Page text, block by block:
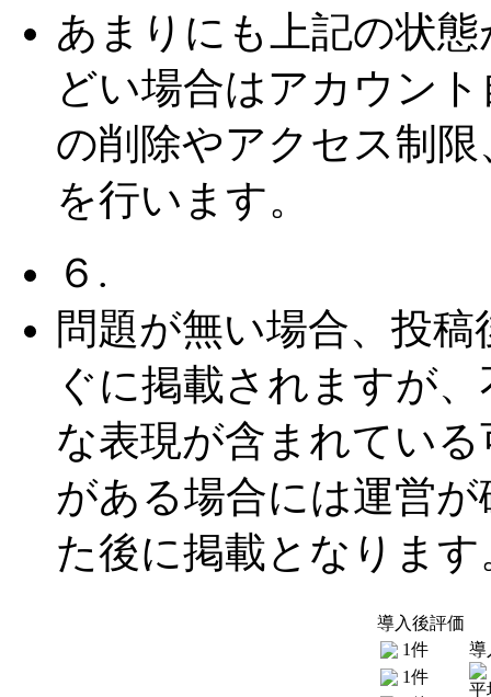
あまりにも上記の状態
どい場合はアカウント
の削除やアクセス制限
を行います。
６.
問題が無い場合、投稿
ぐに掲載されますが
な表現が含まれている
がある場合には運営が
た後に掲載となります
導入後評価
1件
1件
導
平